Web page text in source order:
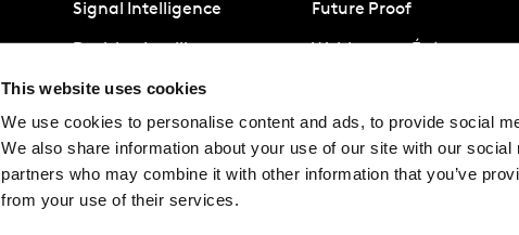
This website uses cookies
We use cookies to personalise content and ads, to provide social
We also share information about your use of our site with our
partners who may combine it with other information that you’ve
from your use of their services.
Signal Intelligence
Strategic Intelligence
Future Proof